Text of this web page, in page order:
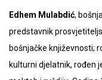
Edhem Mulabdić,
predstavnik
bošnjačke književnosti;
kulturni djelatnik, rođen